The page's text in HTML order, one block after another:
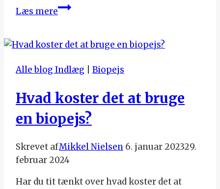
Læs mereBioethanol
Alle blog Indlæg Biopejs
Hvad koster det at bruge
en biopejs?
Skrevet afMikkel Nielsen 6. januar 202329.
februar 2024
Har du tit tænkt over hvad koster det at